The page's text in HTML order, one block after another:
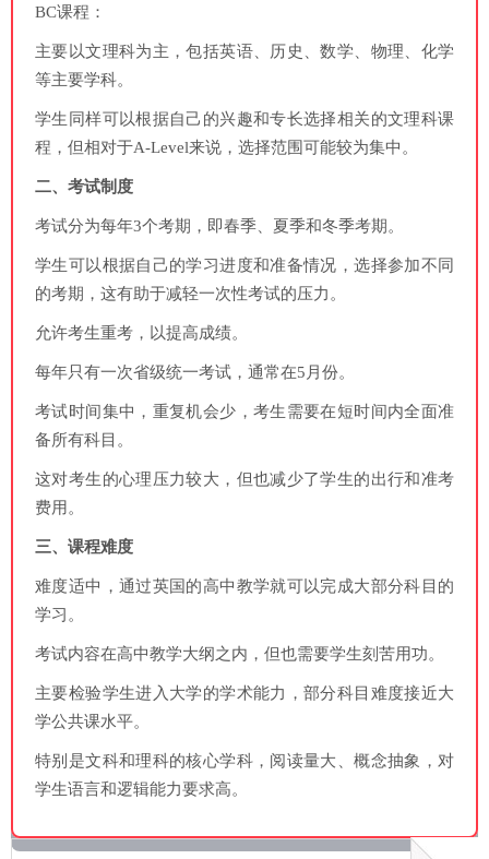
BC课程：
主要以文理科为主，包括英语、历史、数学、物理、化学
等主要学科。
学生同样可以根据自己的兴趣和专长选择相关的文理科课
程，但相对于A-Level来说，选择范围可能较为集中。
二、考试制度
考试分为每年3个考期，即春季、夏季和冬季考期。
学生可以根据自己的学习进度和准备情况，选择参加不同
的考期，这有助于减轻一次性考试的压力。
允许考生重考，以提高成绩。
每年只有一次省级统一考试，通常在5月份。
考试时间集中，重复机会少，考生需要在短时间内全面准
备所有科目。
这对考生的心理压力较大，但也减少了学生的出行和准考
费用。
三、课程难度
难度适中，通过英国的高中教学就可以完成大部分科目的
学习。
考试内容在高中教学大纲之内，但也需要学生刻苦用功。
主要检验学生进入大学的学术能力，部分科目难度接近大
学公共课水平。
特别是文科和理科的核心学科，阅读量大、概念抽象，对
学生语言和逻辑能力要求高。